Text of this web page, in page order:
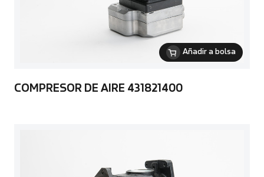
Añadir a bolsa
COMPRESOR DE AIRE 431821400